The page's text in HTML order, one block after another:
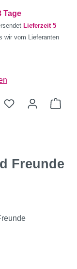
Tage
Lieferzeit 5
wir vom Lieferanten
Freunde